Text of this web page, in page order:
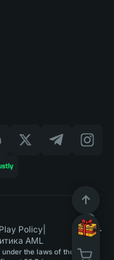
Policy|
AML
the laws of the